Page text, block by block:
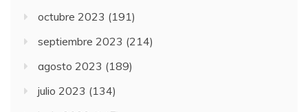
octubre 2023 (191)
septiembre 2023 (214)
agosto 2023 (189)
julio 2023 (134)